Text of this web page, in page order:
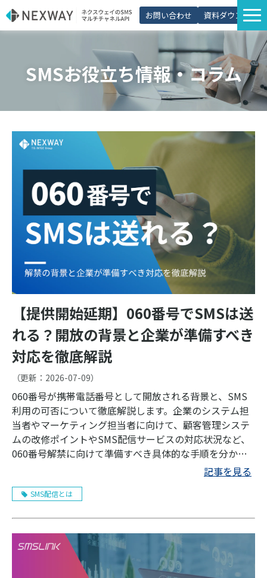
お問い合わせ 資料ダウンロード
選ばれる理由
プラン・価格
導入事例
パートナー制度
SMSお役立ち情報・コラム
【提供開始延期】060番号でSMSは送
れる？開放の背景と企業が準備すべき
対応を徹底解説
（更新： 2026-07-09）
060番号が携帯電話番号として開放される背景と、SMS
利用の可否について徹底解説します。企業のシステム担
当者やマーケティング担当者に向けて、顧客管理システ
ムの改修ポイントやSMS配信サービスの対応状況など、
060番号解禁に向けて準備すべき具体的な手順を分かり
記事を見る
SMS配信とは